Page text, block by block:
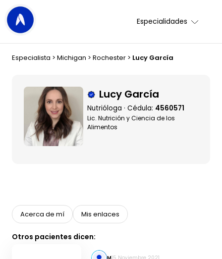
Especialidades
Especialista > Michigan > Rochester > Lucy García
Lucy García
Nutrióloga · Cédula: 4560571
Lic. Nutrición y Ciencia de los
Alimentos
Acerca de mí Mis enlaces
Otros pacientes dicen: